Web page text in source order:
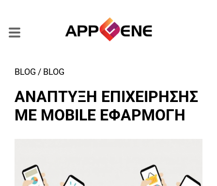
BLOG / BLOG
ΑΝΑΠΤΥΞΗ ΕΠΙΧΕΙΡΗΣΗΣ
ΜΕ MOBILE ΕΦΑΡΜΟΓΗ